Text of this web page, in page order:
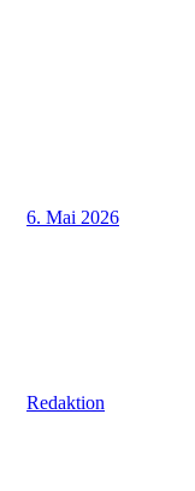
6. Mai 2026
Redaktion